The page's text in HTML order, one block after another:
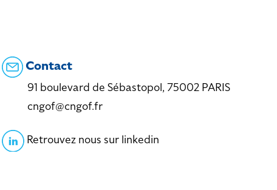
Contact
91 boulevard de Sébastopol, 75002 PARIS
cngof@cngof.fr
Retrouvez nous sur linkedin